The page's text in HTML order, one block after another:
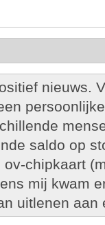
nieuws.
saldo op
chipkaart
mij kwam
uitlenen aan